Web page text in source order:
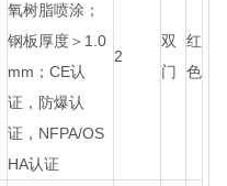
氧树脂喷涂；
钢板厚度＞1.0
mm；CE认
证，防爆认
证，NFPA/OS
HA认证
2
双
门
红
色